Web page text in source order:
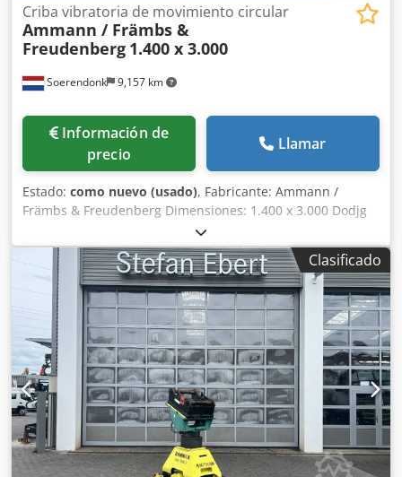
Soerendonk 9,157 km
Criba vibratoria de movimiento circular
Ammann / Främbs &
Freudenberg 1.400 x 3.000
Información de
precio
Llamar
Estado: como nuevo (usado), Fabricante: Ammann /
Främbs & Freudenberg Dimensiones: 1.400 x 3.000 Dodjg
Snutjpfx Adtock Incluye: – Sistema de transmisión –
Árboles de transmisión – Elementos de suspensión La
máquina de cribado ha sido reacondicionada, granallada y
pintada.
Clasificado